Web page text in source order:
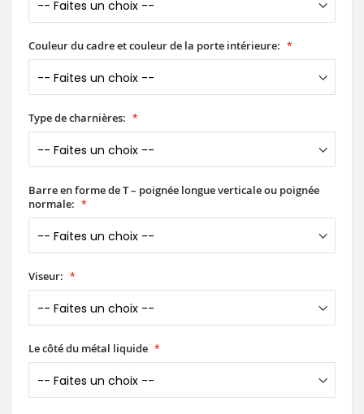
Couleur du cadre et couleur de la porte intérieure:
Type de charnières:
Barre en forme de T – poignée longue verticale ou poignée
normale:
Viseur:
Le côté du métal liquide